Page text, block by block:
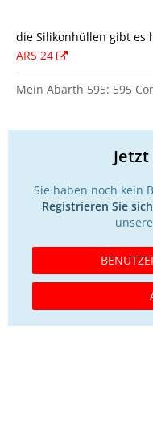
die Silikonhüllen gibt es
ARS 24
Mein Abarth 595: 595
Sie haben noch kein
Registrieren Sie